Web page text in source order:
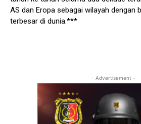
AS dan Eropa sebagai wilayah dengan
terbesar di dunia.***
- Advertisement -